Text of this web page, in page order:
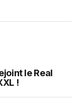
le Real
!